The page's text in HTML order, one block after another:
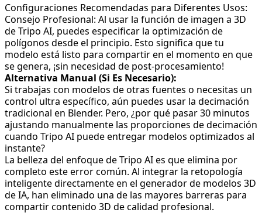
Configuraciones Recomendadas para Diferentes Usos:
Consejo Profesional: Al usar la función de imagen a 3D
de Tripo AI, puedes especificar la optimización de
polígonos desde el principio. Esto significa que tu
modelo está listo para compartir en el momento en que
se genera, ¡sin necesidad de post-procesamiento!
Alternativa Manual (Si Es Necesario):
Si trabajas con modelos de otras fuentes o necesitas un
control ultra específico, aún puedes usar la decimación
tradicional en Blender. Pero, ¿por qué pasar 30 minutos
ajustando manualmente las proporciones de decimación
cuando Tripo AI puede entregar modelos optimizados al
instante?
La belleza del enfoque de Tripo AI es que elimina por
completo este error común. Al integrar la retopología
inteligente directamente en el generador de modelos 3D
de IA, han eliminado una de las mayores barreras para
compartir contenido 3D de calidad profesional.